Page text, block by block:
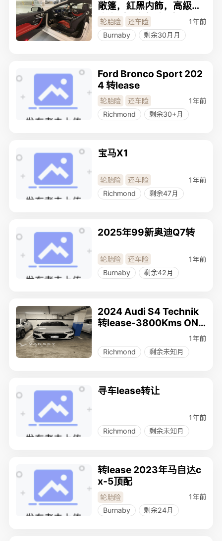
敞篷，紅黑内飾，高級小
跑車（男女都適合）
轮胎险 还车险
1年前
Burnaby
剩余30月月
Ford Bronco Sport 202
4 转lease
轮胎险 还车险
1年前
Richmond
剩余30+月
宝马X1
轮胎险 还车险
1年前
Richmond
剩余47月
2025年99新奥迪Q7转
轮胎险 还车险
1年前
Burnaby
剩余42月
2024 Audi S4 Technik
转lease-3800Kms ONL
1年前
Richmond
剩余未知月
寻车lease转让
1年前
Richmond
剩余未知月
转lease 2023年马自达c
x-5顶配
轮胎险
1年前
Burnaby
剩余24月